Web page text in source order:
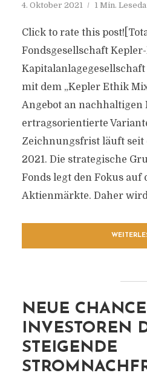
4. Oktober 2021 1 Min.
Click to rate this
Fondsgesellschaft
mit dem „Kepler Ethik
Angebot an nachhaltigen
ertragsorientierte
Zeichnungsfrist läuft seit
2021. Die strategische
Fonds legt den Fokus auf
Aktienmärkte. Daher
NEUE
INVESTOREN
STEIGENDE